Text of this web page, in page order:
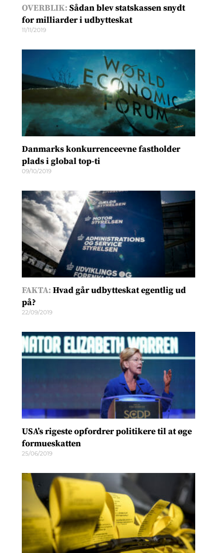
OVERBLIK:Sådan blev statskassen snydt
for milliarder i udbytteskat
11/11/2019
Danmarks konkurrenceevne fastholder
plads i global top-ti
09/10/2019
FAKTA:Hvad går udbytteskat egentlig ud
på?
22/09/2019
USA’s rigeste opfordrer politikere til at øge
formueskatten
25/06/2019